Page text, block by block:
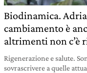
Biodinamica.
cambiamento è
altrimenti non c’è
Rigenerazione e salute.
sovrascrivere a quelle